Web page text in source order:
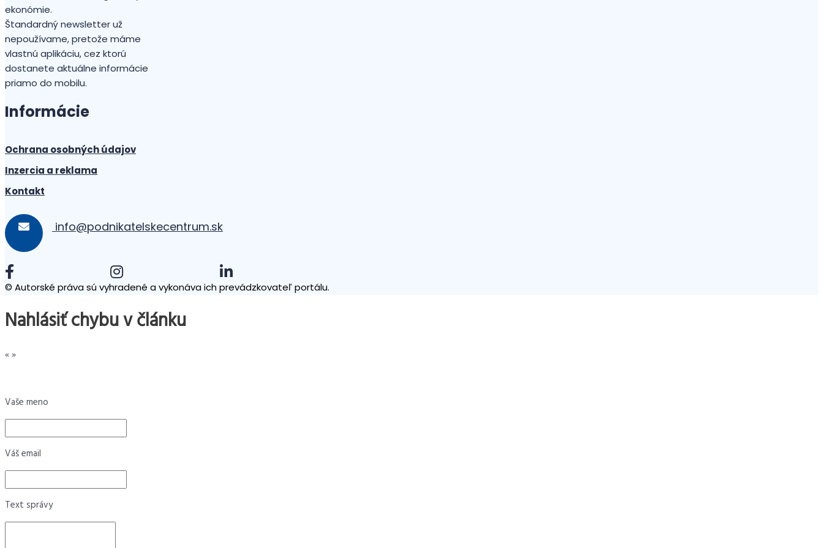
ekonómie.
Štandardný newsletter už
nepoužívame, pretože máme
vlastnú aplikáciu, cez ktorú
dostanete aktuálne informácie
priamo do mobilu.
Informácie
Ochrana osobných údajov
Inzercia a reklama
Kontakt
info@podnikatelskecentrum.sk
© Autorské práva sú vyhradené a vykonáva ich prevádzkovateľ portálu.
Nahlásiť chybu v článku
«»
Vaše meno
Váš email
Text správy